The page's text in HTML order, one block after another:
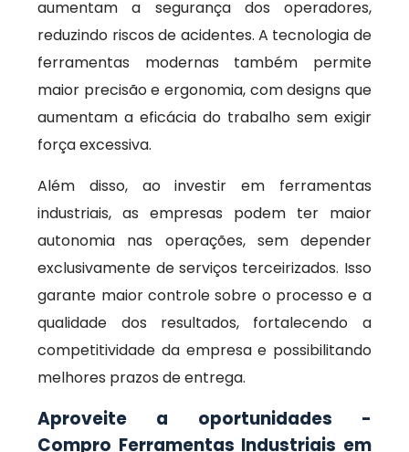
aumentam a segurança dos operadores,
reduzindo riscos de acidentes. A tecnologia de
ferramentas modernas também permite
maior precisão e ergonomia, com designs que
aumentam a eficácia do trabalho sem exigir
força excessiva.
Além disso, ao investir em ferramentas
industriais, as empresas podem ter maior
autonomia nas operações, sem depender
exclusivamente de serviços terceirizados. Isso
garante maior controle sobre o processo e a
qualidade dos resultados, fortalecendo a
competitividade da empresa e possibilitando
melhores prazos de entrega.
Aproveite a oportunidades -
Compro Ferramentas Industriais em